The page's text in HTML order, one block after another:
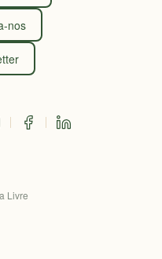
nos
Livre